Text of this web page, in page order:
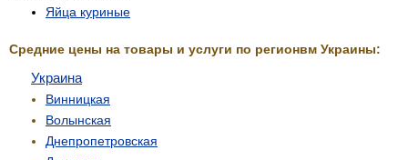
Яйца куриные
Средние цены на товары и услуги по регионвм Украины:
Украина
Винницкая
Волынская
Днепропетровская